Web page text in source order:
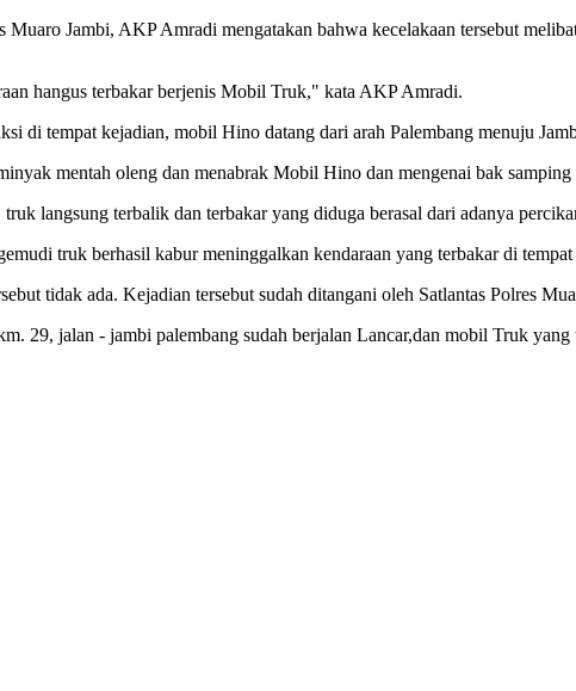
Muaro Jambi, AKP Amradi mengatakan bahwa kecelakaan tersebut
hangus terbakar berjenis Mobil Truk," kata AKP Amradi.
di tempat kejadian, mobil Hino datang dari arah Palembang menuju
mentah oleng dan menabrak Mobil Hino dan mengenai bak
langsung terbalik dan terbakar yang diduga berasal dari adanya
truk berhasil kabur meninggalkan kendaraan yang terbakar di
tidak ada. Kejadian tersebut sudah ditangani oleh Satlantas Polres
29, jalan - jambi palembang sudah berjalan Lancar,dan mobil Truk yang